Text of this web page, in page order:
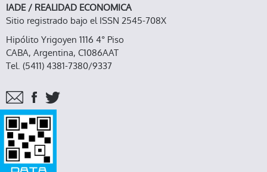
IADE / REALIDAD ECONOMICA
Sitio registrado bajo el ISSN 2545-708X
Hipólito Yrigoyen 1116 4° Piso
CABA, Argentina, C1086AAT
Tel. (5411) 4381-7380/9337